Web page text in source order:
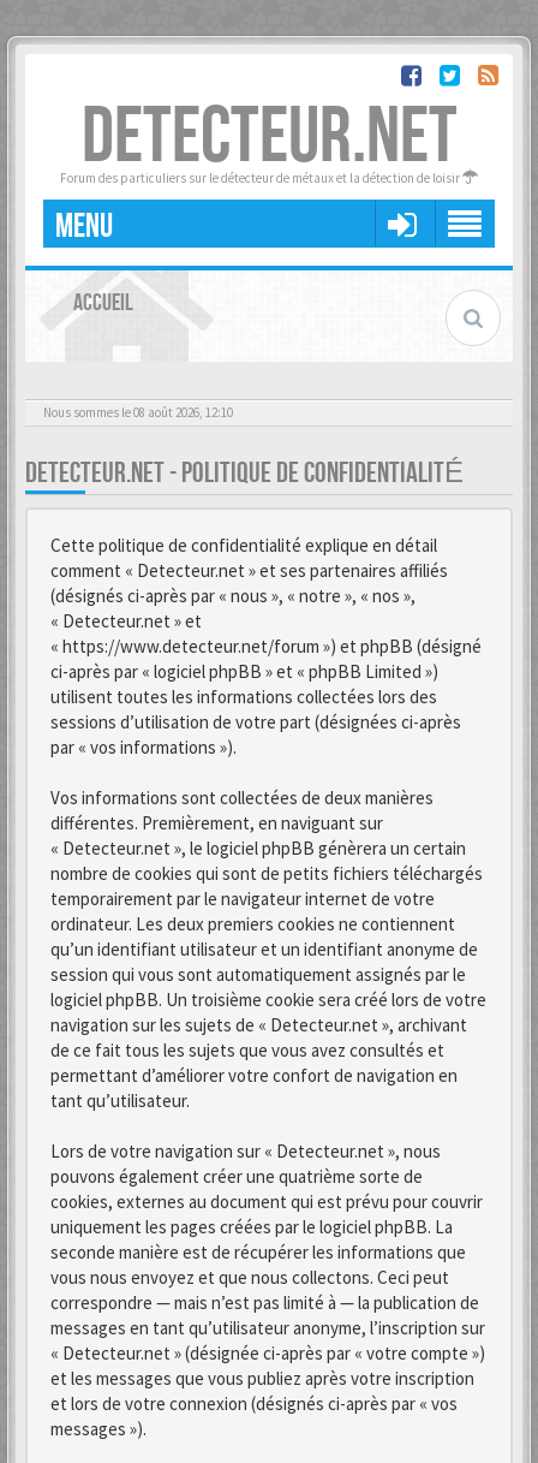
DETECTEUR.NET
Forum des particuliers sur le détecteur de métaux et la détection de loisir
MENU
ACCUEIL
Nous sommes le 08 août 2026, 12:10
DETECTEUR.NET - POLITIQUE DE CONFIDENTIALITÉ
Cette politique de confidentialité explique en détail
comment « Detecteur.net » et ses partenaires affiliés
(désignés ci-après par « nous », « notre », « nos »,
« Detecteur.net » et
« https://www.detecteur.net/forum ») et phpBB (désigné
ci-après par « logiciel phpBB » et « phpBB Limited »)
utilisent toutes les informations collectées lors des
sessions d’utilisation de votre part (désignées ci-après
par « vos informations »).
Vos informations sont collectées de deux manières
différentes. Premièrement, en naviguant sur
« Detecteur.net », le logiciel phpBB génèrera un certain
nombre de cookies qui sont de petits fichiers téléchargés
temporairement par le navigateur internet de votre
ordinateur. Les deux premiers cookies ne contiennent
qu’un identifiant utilisateur et un identifiant anonyme de
session qui vous sont automatiquement assignés par le
logiciel phpBB. Un troisième cookie sera créé lors de votre
navigation sur les sujets de « Detecteur.net », archivant
de ce fait tous les sujets que vous avez consultés et
permettant d’améliorer votre confort de navigation en
tant qu’utilisateur.
Lors de votre navigation sur « Detecteur.net », nous
pouvons également créer une quatrième sorte de
cookies, externes au document qui est prévu pour couvrir
uniquement les pages créées par le logiciel phpBB. La
seconde manière est de récupérer les informations que
vous nous envoyez et que nous collectons. Ceci peut
correspondre — mais n’est pas limité à — la publication de
messages en tant qu’utilisateur anonyme, l’inscription sur
« Detecteur.net » (désignée ci-après par « votre compte »)
et les messages que vous publiez après votre inscription
et lors de votre connexion (désignés ci-après par « vos
messages »).